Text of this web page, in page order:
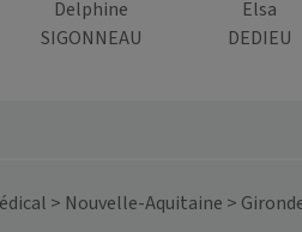
Delphine
SIGONNEAU
Elsa
DEDIEU
> Nouvelle-Aquitaine >